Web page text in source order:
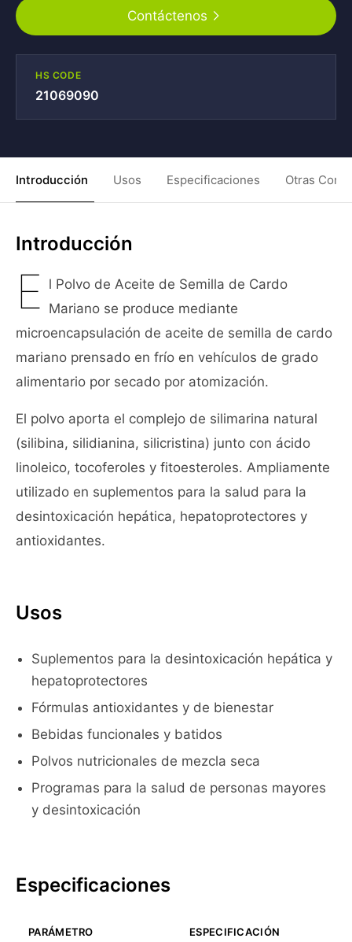
Contáctenos
HS CODE
21069090
Introducción Usos Especificaciones Otras
Introducción
E l Polvo de Aceite de Semilla de Cardo
Mariano se produce mediante
microencapsulación de aceite de semilla de cardo
mariano prensado en frío en vehículos de grado
alimentario por secado por atomización.
El polvo aporta el complejo de silimarina natural
(silibina, silidianina, silicristina) junto con ácido
linoleico, tocoferoles y fitoesteroles. Ampliamente
utilizado en suplementos para la salud para la
desintoxicación hepática, hepatoprotectores y
antioxidantes.
Usos
Suplementos para la desintoxicación hepática y
hepatoprotectores
Fórmulas antioxidantes y de bienestar
Bebidas funcionales y batidos
Polvos nutricionales de mezcla seca
Programas para la salud de personas mayores
y desintoxicación
Especificaciones
PARÁMETRO ESPECIFICACIÓN